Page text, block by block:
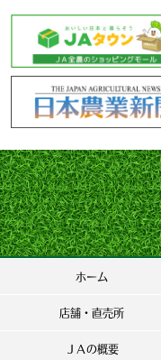
ホーム
店舗・直売所
ＪＡの概要